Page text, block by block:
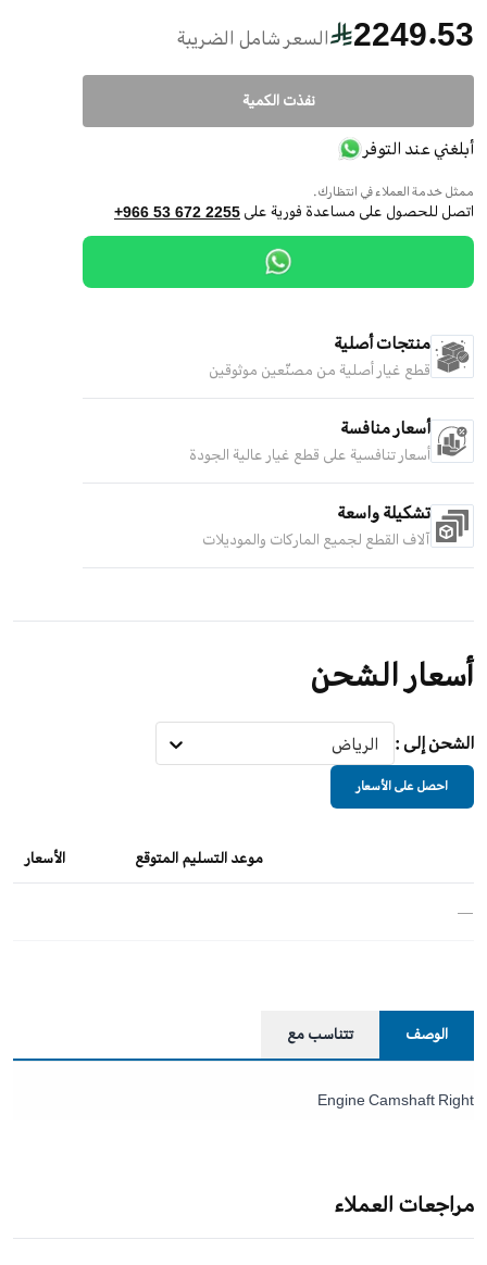
2249.53 السعر شامل الضريبة
نفذت الكمية
أبلغني عند التوفر
ممثل خدمة العملاء في انتظارك.
اتصل للحصول على مساعدة فورية على +966 53 672 2255
منتجات أصلية
قطع غيار أصلية من مصنّعين موثوقين
أسعار منافسة
أسعار تنافسية على قطع غيار عالية الجودة
تشكيلة واسعة
آلاف القطع لجميع الماركات والموديلات
أسعار الشحن
الشحن إلى : الرياض
احصل على الأسعار
موعد التسليم المتوقع الأسعار
—
الوصف تتناسب مع
Engine Camshaft Right
مراجعات العملاء